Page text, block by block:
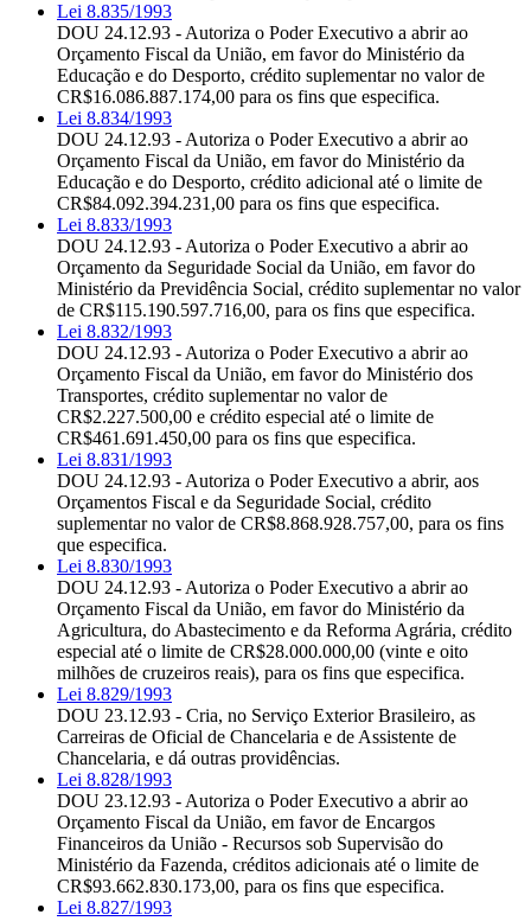
Lei 8.835/1993
DOU 24.12.93 - Autoriza o Poder Executivo a abrir ao
Orçamento Fiscal da União, em favor do Ministério da
Educação e do Desporto, crédito suplementar no valor de
CR$16.086.887.174,00 para os fins que especifica.
Lei 8.834/1993
DOU 24.12.93 - Autoriza o Poder Executivo a abrir ao
Orçamento Fiscal da União, em favor do Ministério da
Educação e do Desporto, crédito adicional até o limite de
CR$84.092.394.231,00 para os fins que especifica.
Lei 8.833/1993
DOU 24.12.93 - Autoriza o Poder Executivo a abrir ao
Orçamento da Seguridade Social da União, em favor do
Ministério da Previdência Social, crédito suplementar no valor
de CR$115.190.597.716,00, para os fins que especifica.
Lei 8.832/1993
DOU 24.12.93 - Autoriza o Poder Executivo a abrir ao
Orçamento Fiscal da União, em favor do Ministério dos
Transportes, crédito suplementar no valor de
CR$2.227.500,00 e crédito especial até o limite de
CR$461.691.450,00 para os fins que especifica.
Lei 8.831/1993
DOU 24.12.93 - Autoriza o Poder Executivo a abrir, aos
Orçamentos Fiscal e da Seguridade Social, crédito
suplementar no valor de CR$8.868.928.757,00, para os fins
que especifica.
Lei 8.830/1993
DOU 24.12.93 - Autoriza o Poder Executivo a abrir ao
Orçamento Fiscal da União, em favor do Ministério da
Agricultura, do Abastecimento e da Reforma Agrária, crédito
especial até o limite de CR$28.000.000,00 (vinte e oito
milhões de cruzeiros reais), para os fins que especifica.
Lei 8.829/1993
DOU 23.12.93 - Cria, no Serviço Exterior Brasileiro, as
Carreiras de Oficial de Chancelaria e de Assistente de
Chancelaria, e dá outras providências.
Lei 8.828/1993
DOU 23.12.93 - Autoriza o Poder Executivo a abrir ao
Orçamento Fiscal da União, em favor de Encargos
Financeiros da União - Recursos sob Supervisão do
Ministério da Fazenda, créditos adicionais até o limite de
CR$93.662.830.173,00, para os fins que especifica.
Lei 8.827/1993